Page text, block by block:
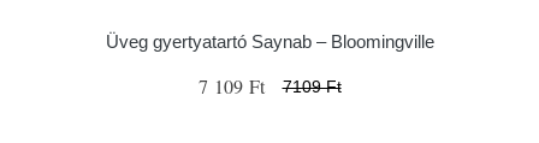
Üveg gyertyatartó Saynab – Bloomingville
7 109 Ft 7109 Ft